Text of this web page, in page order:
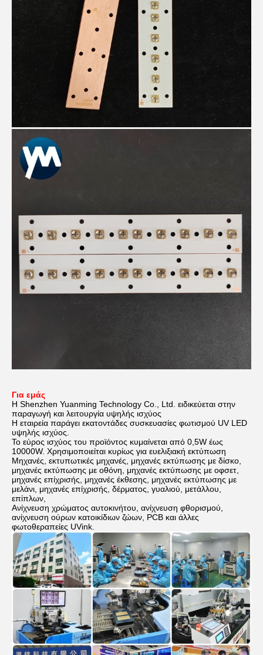
Για εμάς
Η Shenzhen Yuanming Technology Co., Ltd. ειδικεύεται στην
παραγωγή και λειτουργία υψηλής ισχύος
Η εταιρεία παράγει εκατοντάδες συσκευασίες φωτισμού UV LED
υψηλής ισχύος.
Το εύρος ισχύος του προϊόντος κυμαίνεται από 0,5W έως
10000W. Χρησιμοποιείται κυρίως για ευελιξιακή εκτύπωση
Μηχανές, εκτυπωτικές μηχανές, μηχανές εκτύπωσης με δίσκο,
μηχανές εκτύπωσης με οθόνη, μηχανές εκτύπωσης με οφσετ,
μηχανές επίχρισής, μηχανές έκθεσης, μηχανές εκτύπωσης με
μελάνι, μηχανές επίχρισής, δέρματος, γυαλιού, μετάλλου,
επίπλων,
Ανίχνευση χρώματος αυτοκινήτου, ανίχνευση φθορισμού,
ανίχνευση ούρων κατοικίδιων ζώων, PCB και άλλες
φωτοθεραπείες UVink.